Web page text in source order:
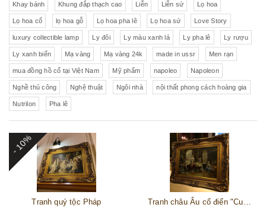
Khay bánh Khung đắp thạch cao Liễn Liễn sứ Lọ hoa
Lọ hoa cổ lọ hoa gỗ Lọ hoa pha lê Lọ hoa sứ Love Story
luxury collectible lamp Ly đôi Ly màu xanh lá Ly pha lê Ly rượu
Ly xanh biển Mạ vàng Mạ vàng 24k made in ussr Men rạn
mua đồng hồ cổ tại Việt Nam Mỹ phẩm napoleo Napoleon
Nghề thủ công Nghệ thuật Ngôi nhà nội thất phong cách hoàng gia
Nutrilon Pha lê
- 10%
Tranh quý tộc Pháp Tranh châu Âu cổ điển "Cuộc sống lao động"